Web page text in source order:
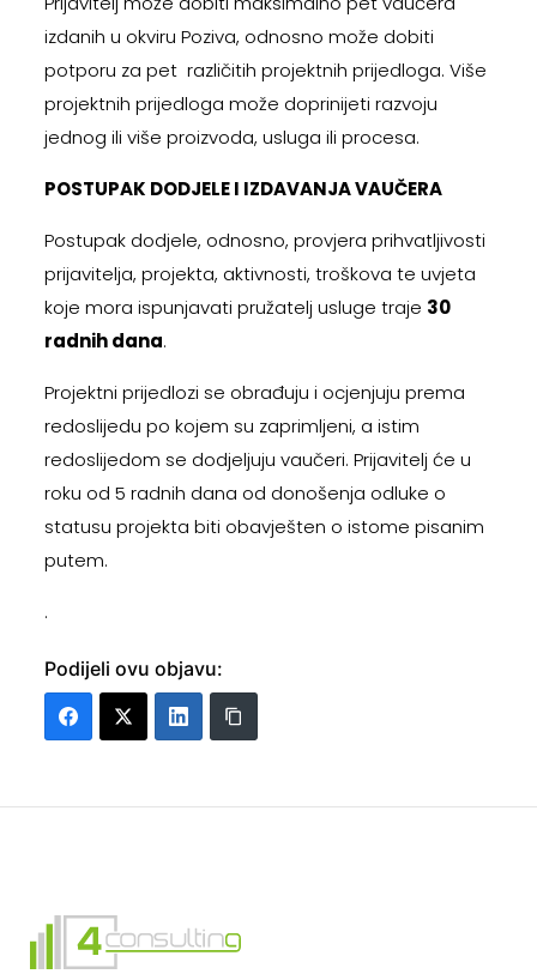
izdanih u okviru Poziva, odnosno može dobiti
potporu za pet različitih projektnih prijedloga. Više
projektnih prijedloga može doprinijeti razvoju
jednog ili više proizvoda, usluga ili procesa.
POSTUPAK DODJELE I IZDAVANJA VAUČERA
Postupak dodjele, odnosno, provjera prihvatljivosti
prijavitelja, projekta, aktivnosti, troškova te uvjeta
koje mora ispunjavati pružatelj usluge traje 30
radnih dana.
Projektni prijedlozi se obrađuju i ocjenjuju prema
redoslijedu po kojem su zaprimljeni, a istim
redoslijedom se dodjeljuju vaučeri. Prijavitelj će u
roku od 5 radnih dana od donošenja odluke o
statusu projekta biti obavješten o istome pisanim
putem.
.
Podijeli ovu objavu: